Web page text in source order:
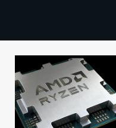
TECHBBS
TIETOA
HINTA.FI
KAUPPA